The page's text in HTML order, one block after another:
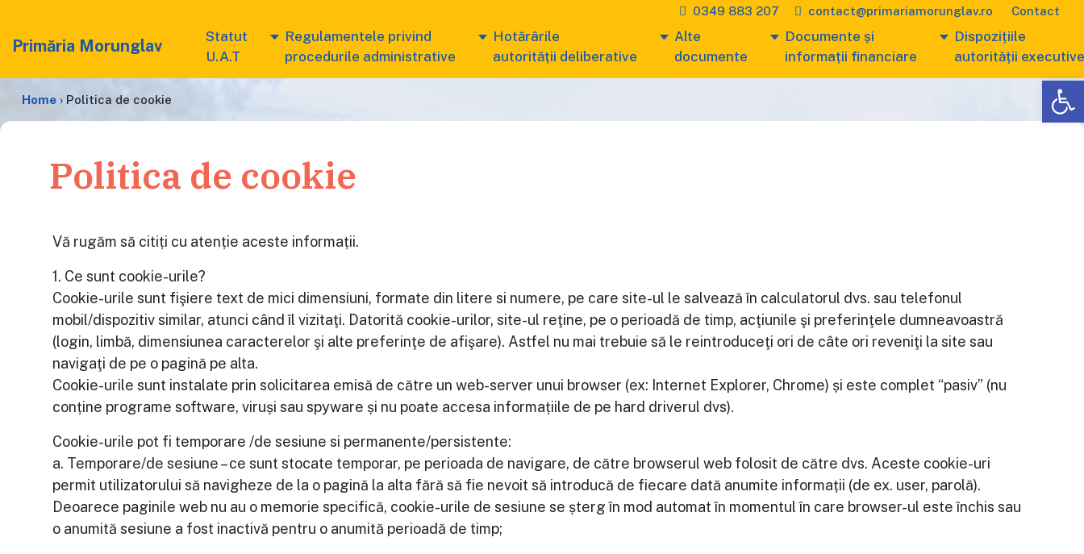
Primăria Morunglav
Statut
U.A.T
Regulamentele privind
procedurile administrative
Hotărârile
autorității deliberative
Alte
documente
Documente și
informații financiare
Dispozițiile
autorității executive
Home › Politica de cookie
0349 883 207 contact@primariamorunglav.ro Contact
Politica de cookie
Vă rugăm să citiți cu atenție aceste informații.
1. Ce sunt cookie-urile?
Cookie-urile sunt fişiere text de mici dimensiuni, formate din litere si numere, pe care site-ul le salvează în calculatorul dvs. sau telefonul
mobil/dispozitiv similar, atunci când îl vizitaţi. Datorită cookie-urilor, site-ul reţine, pe o perioadă de timp, acţiunile şi preferinţele dumneavoastră
(login, limbă, dimensiunea caracterelor şi alte preferinţe de afişare). Astfel nu mai trebuie să le reintroduceţi ori de câte ori reveniţi la site sau
navigaţi de pe o pagină pe alta.
Cookie-urile sunt instalate prin solicitarea emisă de către un web-server unui browser (ex: Internet Explorer, Chrome) și este complet “pasiv” (nu
conține programe software, viruși sau spyware și nu poate accesa informațiile de pe hard driverul dvs).
Cookie-urile pot fi temporare /de sesiune si permanente/persistente:
a. Temporare/de sesiune – ce sunt stocate temporar, pe perioada de navigare, de către browserul web folosit de către dvs. Aceste cookie-uri
permit utilizatorului să navigheze de la o pagină la alta fără să fie nevoit să introducă de fiecare dată anumite informații (de ex. user, parolă).
Deoarece paginile web nu au o memorie specifică, cookie-urile de sesiune se șterg în mod automat în momentul în care browser-ul este închis sau
o anumită sesiune a fost inactivă pentru o anumită perioadă de timp;